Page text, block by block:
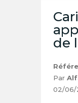
de
Par
02/06/